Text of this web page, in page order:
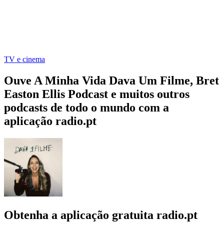
TV e cinema
Ouve A Minha Vida Dava Um Filme, Bret
Easton Ellis Podcast e muitos outros
podcasts de todo o mundo com a
aplicação radio.pt
Obtenha a aplicação gratuita radio.pt